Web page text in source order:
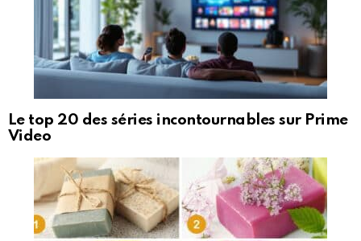
Le top 20 des séries incontournables sur Prime
Video